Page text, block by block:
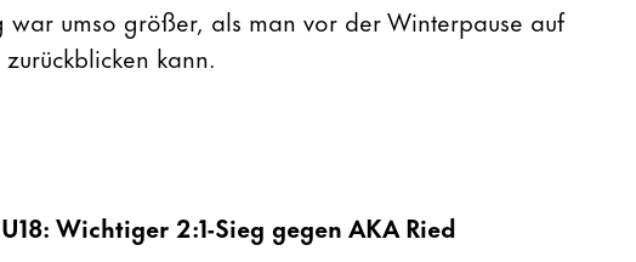
war umso größer, als man vor der Winterpause auf
kann.
U18:Wichtiger 2:1-Sieg gegen AKA Ried